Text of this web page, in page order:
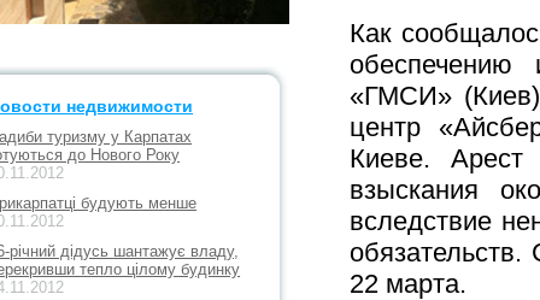
недвижимости
туризму у Карпатах
до Нового Року
будують менше
річний дідусь шантажує владу,
тепло цілому будинку
Как
«ГМСИ»
центр
Киеве.
взыскания
вследствие
22 марта.